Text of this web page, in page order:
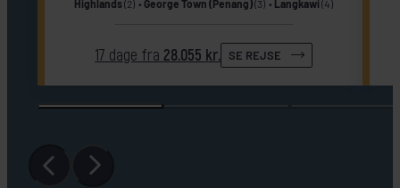
Highlands(2) George Town (Penang)(3) Langkawi (4)
17 dage fra28.055 kr. SE REJSE